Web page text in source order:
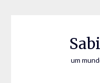
um